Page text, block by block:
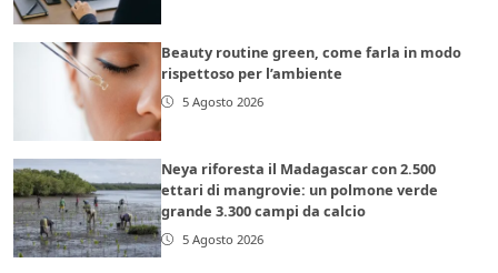
Beauty routine green, come farla in modo
rispettoso per l’ambiente
5 Agosto 2026
Neya riforesta il Madagascar con 2.500
ettari di mangrovie: un polmone verde
grande 3.300 campi da calcio
5 Agosto 2026